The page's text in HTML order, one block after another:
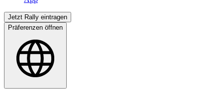
Jetzt Rally eintragen
Präferenzen öffnen